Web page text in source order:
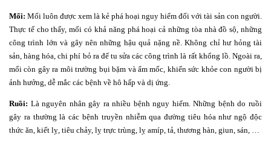
Mối: Mối luôn được xem là kẻ phá hoại nguy hiểm đối với tài sản con người.
Thực tế cho thấy, mối có khả năng phá hoại cả những tòa nhà đồ sộ, những
công trình lớn và gây nên những hậu quả nặng nề. Không chỉ hư hỏng tài
sản, hàng hóa, chi phí bỏ ra để tu sửa các công trình là rất khổng lồ. Ngoài ra,
mối còn gây ra môi trường bụi bặm và ẩm mốc, khiến sức khỏe con người bị
ảnh hưởng, dễ mắc các bệnh về hô hấp và dị ứng.
Ruồi: Là nguyên nhân gây ra nhiều bệnh nguy hiểm. Những bệnh do ruồi
gây ra thường là các bệnh truyền nhiễm qua đường tiêu hóa như ngộ độc
thức ăn, kiết lỵ, tiêu chảy, lỵ trực trùng, lỵ amíp, tả, thương hàn, giun, sán, …